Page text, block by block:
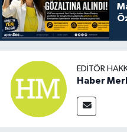
EDITÖR
Haber